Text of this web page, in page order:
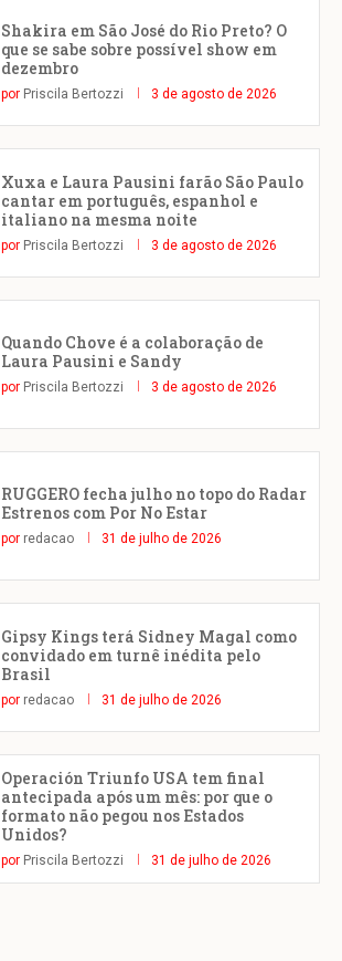
Shakira em São José do Rio Preto? O
que se sabe sobre possível show em
dezembro
por Priscila Bertozzi 3 de agosto de 2026
Xuxa e Laura Pausini farão São Paulo
cantar em português, espanhol e
italiano na mesma noite
por Priscila Bertozzi 3 de agosto de 2026
Quando Chove é a colaboração de
Laura Pausini e Sandy
por Priscila Bertozzi 3 de agosto de 2026
RUGGERO fecha julho no topo do Radar
Estrenos com Por No Estar
por redacao 31 de julho de 2026
Gipsy Kings terá Sidney Magal como
convidado em turnê inédita pelo
Brasil
por redacao 31 de julho de 2026
Operación Triunfo USA tem final
antecipada após um mês: por que o
formato não pegou nos Estados
Unidos?
por Priscila Bertozzi 31 de julho de 2026